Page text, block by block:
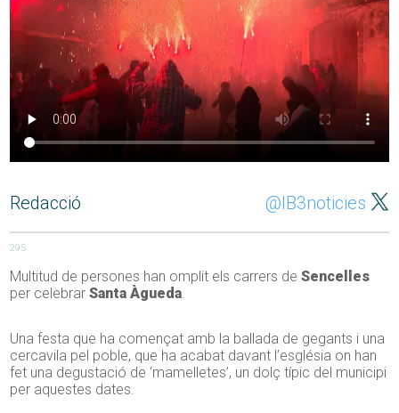
Redacció @IB3noticies
295
Multitud de persones han omplit els carrers deSencelles
per celebrarSanta Àgueda.
Una festa que ha començat amb la ballada de gegants i una
cercavila pel poble, que ha acabat davant l’església on han
fet una degustació de ‘mamelletes’, un dolç típic del municipi
per aquestes dates.